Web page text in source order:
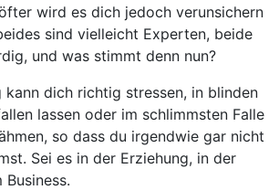
wird es dich jedoch verunsichern
sind vielleicht Experten, beide
und was stimmt denn nun?
kann dich richtig stressen, in blinden
lassen oder im schlimmsten Falle
so dass du irgendwie gar nicht
Sei es in der Erziehung, in der